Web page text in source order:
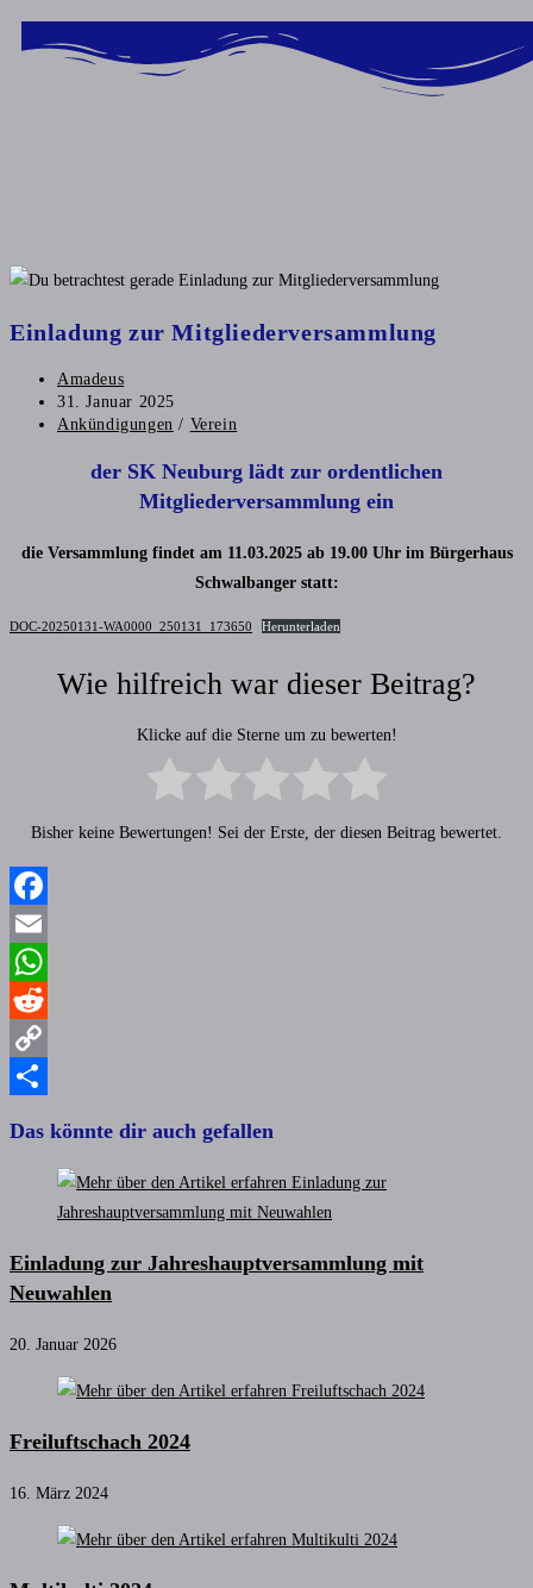
springen
Einladung zur Mitgliederversammlung
Amadeus
31. Januar 2025
Ankündigungen / Verein
der SK Neuburg lädt zur ordentlichen
Mitgliederversammlung ein
die Versammlung findet am 11.03.2025 ab 19.00 Uhr im Bürgerhaus
Schwalbanger statt:
DOC-20250131-WA0000_250131_173650 Herunterladen
Wie hilfreich war dieser Beitrag?
Klicke auf die Sterne um zu bewerten!
Bisher keine Bewertungen! Sei der Erste, der diesen Beitrag bewertet.
Facebook
Email
WhatsApp
Reddit
Copy
Das könnte dir auch gefallen
Einladung zur Jahreshauptversammlung mit
Neuwahlen
20. Januar 2026
Freiluftschach 2024
16. März 2024